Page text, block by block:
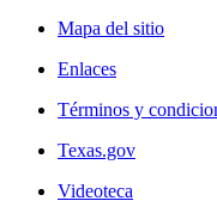
Mapa del sitio
Enlaces
Términos y
Texas.gov
Videoteca